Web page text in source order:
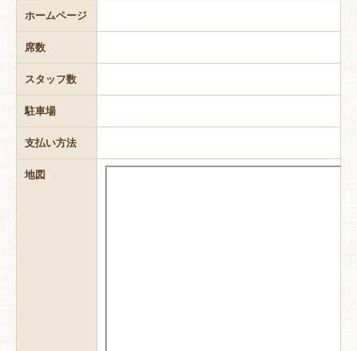
ホームページ
席数
スタッフ数
駐車場
支払い方法
地図